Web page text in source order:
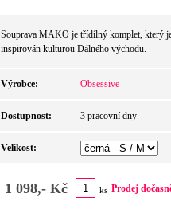
Souprava MAKO je třídílný komplet, který
inspirován kulturou Dálného východu.
Výrobce: Obsessive
Dostupnost: 3 pracovní dny
Velikost:
1 098,- Kč ks Prodej